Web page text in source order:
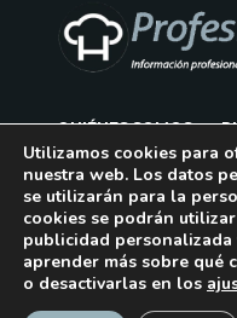
QUIÉNES SOMOS
AVISO LEGAL
POLÍTICA DE COOKIES
POLÍTICA DE
Utilizamos cookies para
nuestra web. Los datos
se utilizarán para la
cookies se podrán
publicidad personalizada
aprender más sobre qué
o desactivarlas en los